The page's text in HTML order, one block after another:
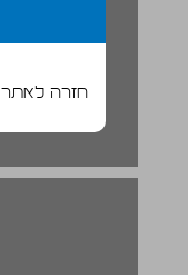
חזרה לאתר